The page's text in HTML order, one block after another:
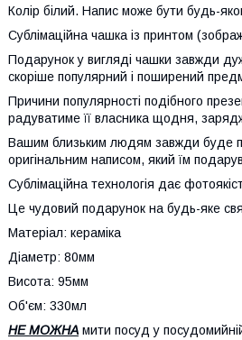
Колір білий. Напис може бути будь-
Сублімаційна чашка із принтом
Подарунок у вигляді чашки завжди
скоріше популярний і поширений
Причини популярності подібного
радуватиме її власника щодня,
Вашим близьким людям завжди буде
оригінальним написом, який їм
Сублімаційна технологія дає
Це чудовий подарунок на будь-яке
Матеріал: кераміка
Діаметр: 80мм
Висота: 95мм
Об'єм: 330мл
НЕ МОЖНА мити посуд у